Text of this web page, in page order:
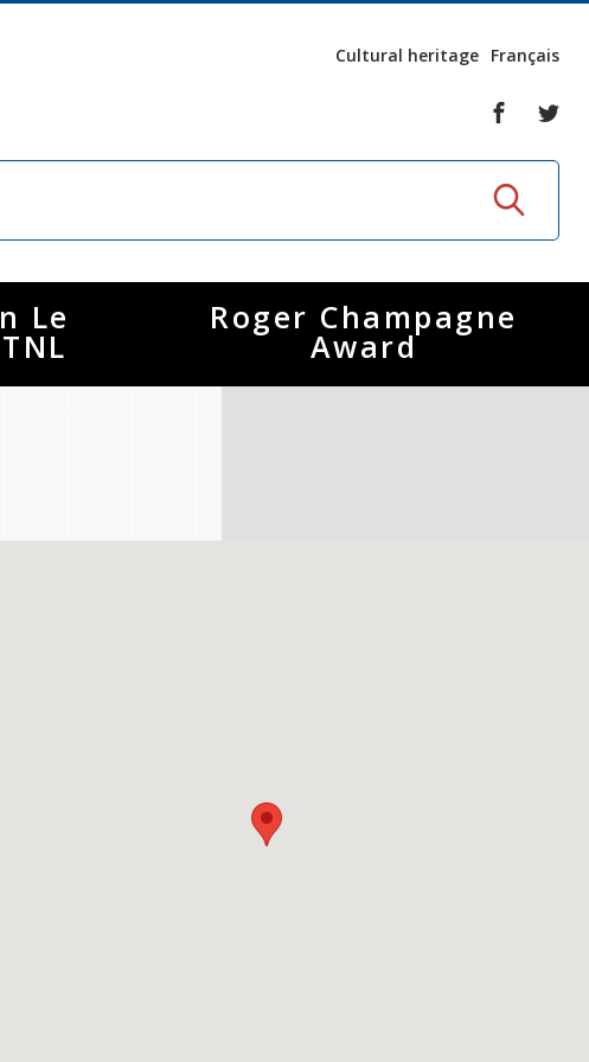
Cultural heritage Français
Le Roger Champagne
Award